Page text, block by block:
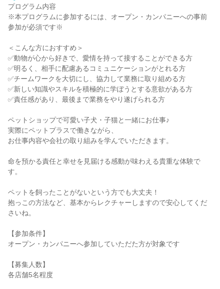
プログラム内容
※本プログラムに参加するには、オープン・カンパニーへの事前
参加が必須です※
＜こんな方におすすめ＞
✅動物が心から好きで、愛情を持って接することができる方
✅明るく、相手に配慮あるコミュニケーションがとれる方
✅チームワークを大切にし、協力して業務に取り組める方
✅新しい知識やスキルを積極的に学ぼうとする意欲がある方
✅責任感があり、最後まで業務をやり遂げられる方
ペットショップで可愛い子犬・子猫と一緒にお仕事♪
実際にペットプラスで働きながら、
お仕事内容や会社の取り組みを学んでいただきます。
命を預かる責任と幸せを見届ける感動が味わえる貴重な体験で
す。
ペットを飼ったことがないという方でも大丈夫！
抱っこの方法など、基本からレクチャーしますので安心してくだ
さいね。
【参加条件】
オープン・カンパニーへ参加していただた方が対象です
【募集人数】
各店舗5名程度